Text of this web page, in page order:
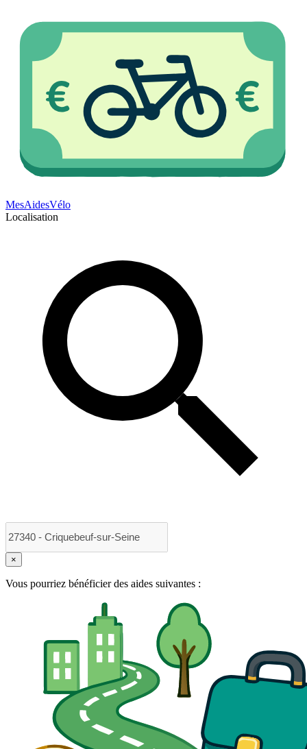
MesAidesVélo
Localisation
×
Vous pourriez bénéficier des aides suivantes :